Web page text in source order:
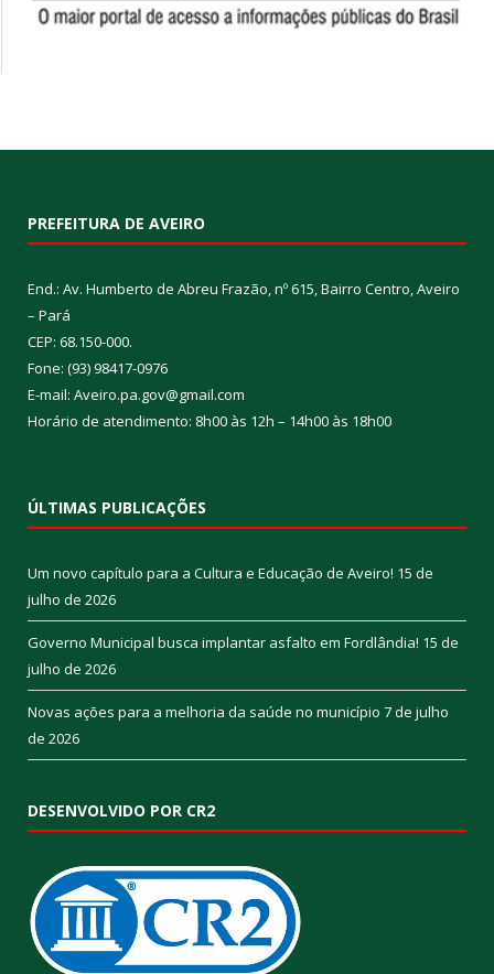
PREFEITURA DE AVEIRO
End.: Av. Humberto de Abreu Frazão, nº 615, Bairro Centro, Aveiro
– Pará
CEP: 68.150-000.
Fone: (93) 98417-0976
E-mail: Aveiro.pa.gov@gmail.com
Horário de atendimento: 8h00 às 12h – 14h00 às 18h00
ÚLTIMAS PUBLICAÇÕES
Um novo capítulo para a Cultura e Educação de Aveiro! 15 de
julho de 2026
Governo Municipal busca implantar asfalto em Fordlândia! 15 de
julho de 2026
Novas ações para a melhoria da saúde no município 7 de julho
de 2026
DESENVOLVIDO POR CR2